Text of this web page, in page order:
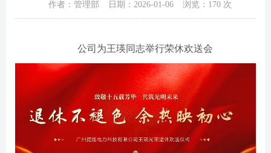
作者：管理部 日期：2026-01-06 浏览： 170 次
公司为王瑛同志举行荣休欢送会